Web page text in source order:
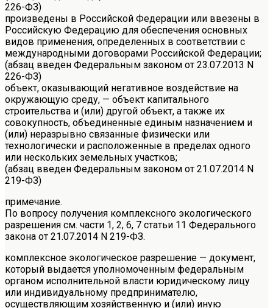
226-ФЗ)
произведены в Российской Федерации или ввезены в
Российскую Федерацию для обеспечения основных
видов применения, определенных в соответствии с
международными договорами Российской Федерации;
(абзац введен Федеральным законом от 23.07.2013 N
226-ФЗ)
объект, оказывающий негативное воздействие на
окружающую среду, — объект капитального
строительства и (или) другой объект, а также их
совокупность, объединенные единым назначением и
(или) неразрывно связанные физически или
технологически и расположенные в пределах одного
или нескольких земельных участков;
(абзац введен Федеральным законом от 21.07.2014 N
219-ФЗ)
примечание.
По вопросу получения комплексного экологического
разрешения см. части 1, 2, 6, 7 статьи 11 Федерального
закона от 21.07.2014 N 219-ФЗ.
комплексное экологическое разрешение — документ,
который выдается уполномоченным федеральным
органом исполнительной власти юридическому лицу
или индивидуальному предпринимателю,
осуществляющим хозяйственную и (или) иную